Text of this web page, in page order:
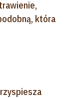
która